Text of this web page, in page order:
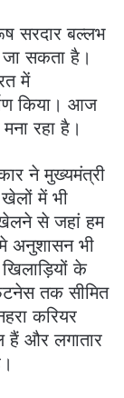
सरदार बल्लभ
जा सकता है।
में
किया। आज
रहा है।
ने मुख्यमंत्री
खेलों में भी
खेलने से जहां हम
अनुशासन भी
के
तक सीमित
करियर
हैं और लगातार